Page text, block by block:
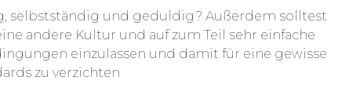
selbstständig und geduldig? Außerdem solltest
andere Kultur und auf zum Teil sehr einfache
einzulassen und damit für eine gewisse
zu verzichten